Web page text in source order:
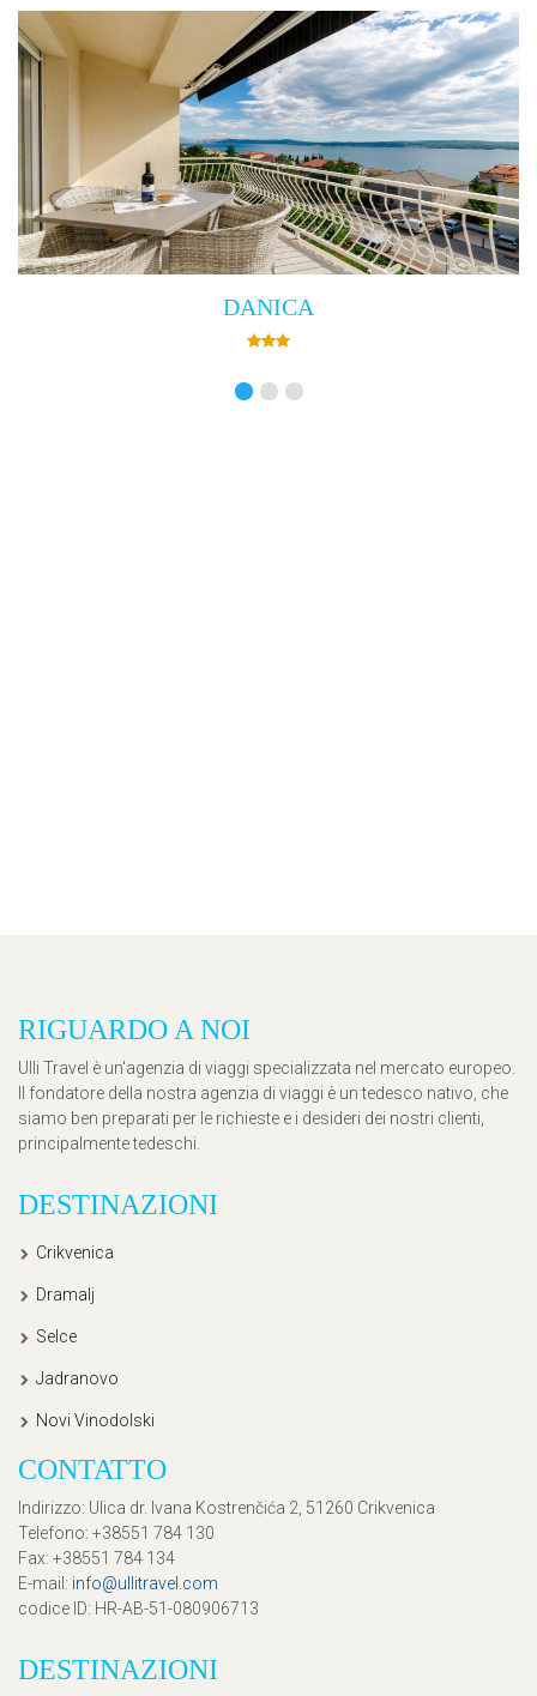
Villa Empress
RIGUARDO A NOI
Ulli Travel è un'agenzia di viaggi specializzata nel mercato europeo.
Il fondatore della nostra agenzia di viaggi è un tedesco nativo, che
siamo ben preparati per le richieste e i desideri dei nostri clienti,
principalmente tedeschi.
DESTINAZIONI
Crikvenica
Dramalj
Selce
Jadranovo
Novi Vinodolski
CONTATTO
Indirizzo: Ulica dr. Ivana Kostrenčića 2, 51260 Crikvenica
Telefono: +38551 784 130
Fax: +38551 784 134
E-mail : info@ullitravel.com
codice ID: HR-AB-51-080906713
DESTINAZIONI